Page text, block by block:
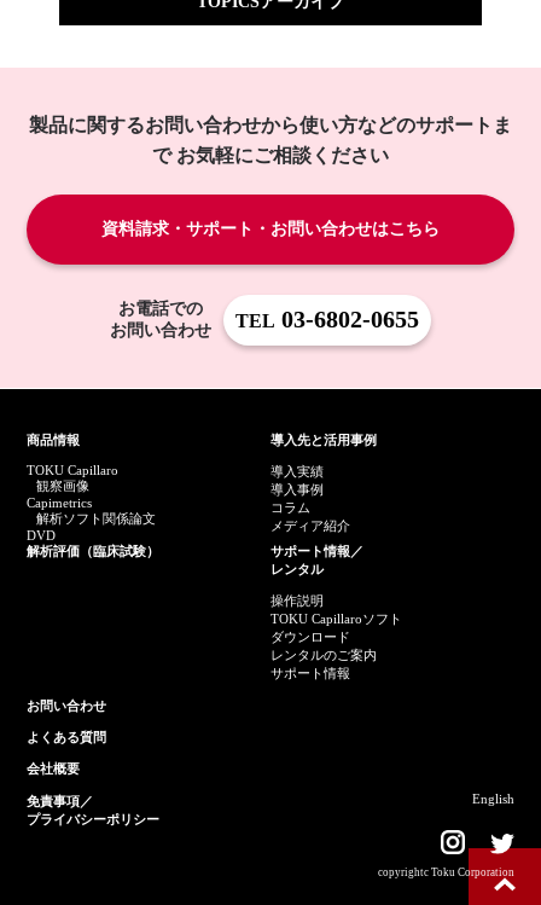
製品に関するお問い合わせから使い方などのサポートま
で お気軽にご相談ください
資料請求・サポート・お問い合わせはこちら
お電話での
お問い合わせ
TEL 03-6802-0655
商品情報
TOKU Capillaro
観察画像
Capimetrics
解析ソフト関係論文
DVD
導入先と活用事例
導入実績
導入事例
コラム
メディア紹介
解析評価（臨床試験）
サポート情報／
レンタル
操作説明
TOKU Capillaroソフト
ダウンロード
レンタルのご案内
サポート情報
お問い合わせ
よくある質問
会社概要
免責事項／
プライバシーポリシー
English
copyrightc Toku Corporation